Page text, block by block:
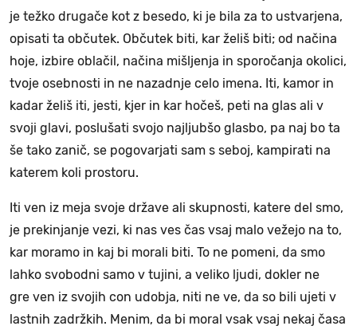
je težko drugače kot z besedo, ki je bila za to ustvarjena,
opisati ta občutek. Občutek biti, kar želiš biti; od načina
hoje, izbire oblačil, načina mišljenja in sporočanja okolici,
tvoje osebnosti in ne nazadnje celo imena. Iti, kamor in
kadar želiš iti, jesti, kjer in kar hočeš, peti na glas ali v
svoji glavi, poslušati svojo najljubšo glasbo, pa naj bo ta
še tako zanič, se pogovarjati sam s seboj, kampirati na
katerem koli prostoru.
Iti ven iz meja svoje države ali skupnosti, katere del smo,
je prekinjanje vezi, ki nas ves čas vsaj malo vežejo na to,
kar moramo in kaj bi morali biti. To ne pomeni, da smo
lahko svobodni samo v tujini, a veliko ljudi, dokler ne
gre ven iz svojih con udobja, niti ne ve, da so bili ujeti v
lastnih zadržkih. Menim, da bi moral vsak vsaj nekaj časa